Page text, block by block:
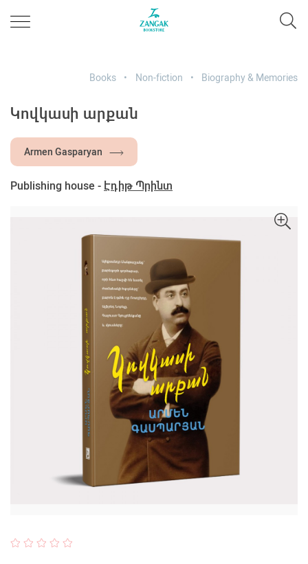
Books Non-fiction Biography & Memories
Կովկասի արքան
Armen Gasparyan
Publishing house - Էդիթ Պրինտ